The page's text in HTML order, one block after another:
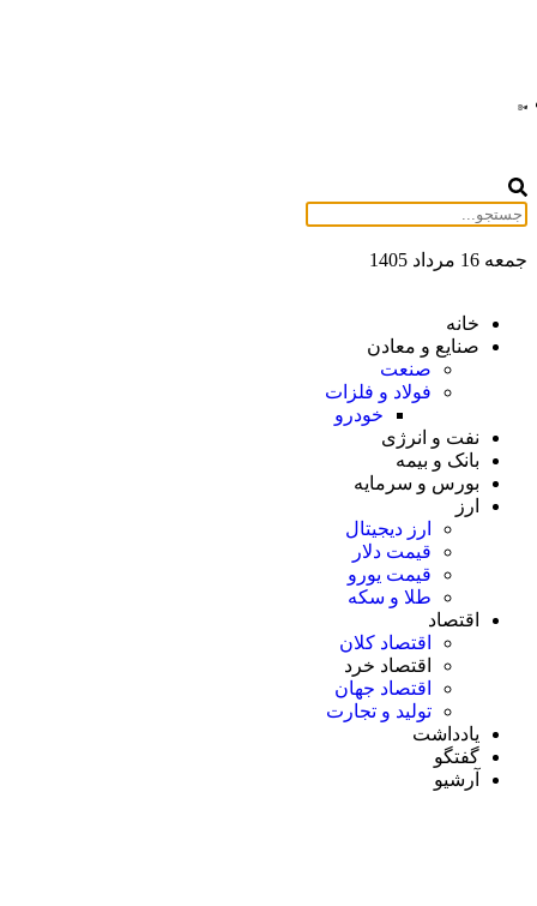
جمعه 16 مرداد 1405
خانه
صنایع و معادن
صنعت
فولاد و فلزات
خودرو
نفت و انرژی
بانک و بیمه
بورس و سرمایه
ارز
ارز دیجیتال
قیمت دلار
قیمت یورو
طلا و سکه
اقتصاد
اقتصاد کلان
اقتصاد خرد
اقتصاد جهان
تولید و تجارت
یادداشت
گفتگو
آرشیو